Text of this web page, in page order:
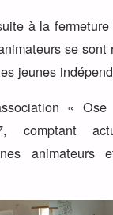
à la fermeture
se sont
jeunes
«
comptant
animateurs